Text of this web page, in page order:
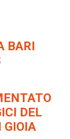
BARI
DEL
GIOIA